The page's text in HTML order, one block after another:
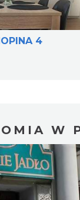
4
W